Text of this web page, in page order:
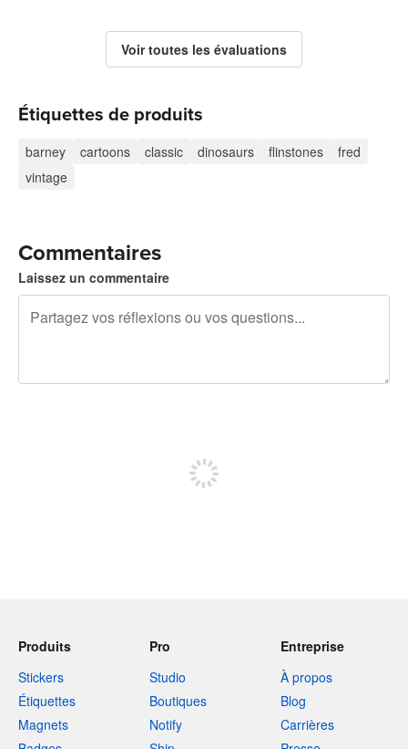
Voir toutes les évaluations
Étiquettes de produits
barney cartoons classic dinosaurs flinstones
fred
vintage
Commentaires
Laissez un commentaire
Produits
Stickers
Étiquettes
Magnets
Pro
Studio
Boutiques
Notify
Entreprise
À propos
Blog
Carrières